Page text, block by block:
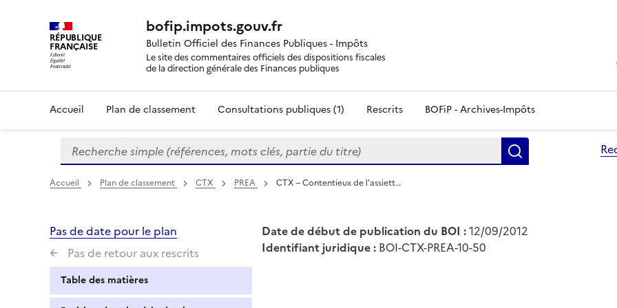
RÉPUBLIQUE
FRANÇAISE
bofip.impots.gouv.fr
Bulletin Officiel des Finances Publiques - Impôts
Le site des commentaires officiels des dispositions fiscales
de la direction générale des Finances publiques
Accueil Plan de classement Consultations publiques (1) Rescrits BOFiP - Archives-Impôts
Formulaire
de
recherche
Recherche simple (références, mots clés, partie du titre)
Accueil Plan de classement CTX PREA CTX – Contentieux de l'assiett…
Pas de date pour le plan
Pas de retour aux rescrits
Table des matières
Date de début de publication du BOI :12/09/2012
Identifiant juridique : BOI-CTX-PREA-10-50